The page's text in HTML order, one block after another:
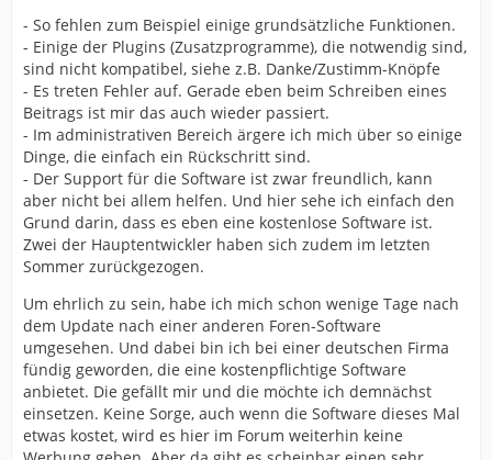
- So fehlen zum Beispiel einige grundsätzliche Funktionen.
- Einige der Plugins (Zusatzprogramme), die notwendig sind,
sind nicht kompatibel, siehe z.B. Danke/Zustimm-Knöpfe
- Es treten Fehler auf. Gerade eben beim Schreiben eines
Beitrags ist mir das auch wieder passiert.
- Im administrativen Bereich ärgere ich mich über so einige
Dinge, die einfach ein Rückschritt sind.
- Der Support für die Software ist zwar freundlich, kann
aber nicht bei allem helfen. Und hier sehe ich einfach den
Grund darin, dass es eben eine kostenlose Software ist.
Zwei der Hauptentwickler haben sich zudem im letzten
Sommer zurückgezogen.
Um ehrlich zu sein, habe ich mich schon wenige Tage nach
dem Update nach einer anderen Foren-Software
umgesehen. Und dabei bin ich bei einer deutschen Firma
fündig geworden, die eine kostenpflichtige Software
anbietet. Die gefällt mir und die möchte ich demnächst
einsetzen. Keine Sorge, auch wenn die Software dieses Mal
etwas kostet, wird es hier im Forum weiterhin keine